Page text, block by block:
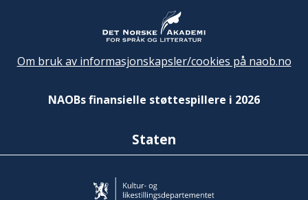
Om bruk av informasjonskapsler/cookies på naob.no
NAOBs finansielle støttespillere i 2026
Staten